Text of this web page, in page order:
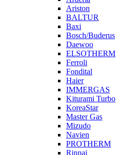
Ariston
BALTUR
Baxi
Bosch/Buderus
Daewoo
ELSOTHERM
Ferroli
Fondital
Haier
IMMERGAS
Kiturami Turbo
KoreaStar
Master Gas
Mizudo
Navien
PROTHERM
Rinnai